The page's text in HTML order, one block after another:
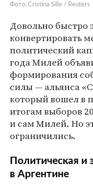
Фото: Cristina Sille / Reuters
Довольно быстро
конвертировать
политический
года Милей
формирования
силы — альянса
который вошел в
итогам выборов
и сам Милей. Но
ограничились.
Политическая и
в Аргентине